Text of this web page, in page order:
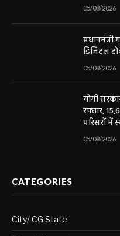
05/08/2026
डिजिटल
05/08/2026
योगी
रफ्तार,
परिसरों में
05/08/2026
CATEGORIES
City/ CG State